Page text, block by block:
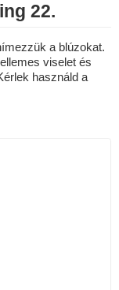
22.
a blúzokat.
viselet és
használd a